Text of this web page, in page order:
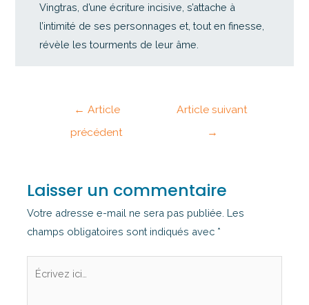
Vingtras, d’une écriture incisive, s’attache à
l’intimité de ses personnages et, tout en finesse,
révèle les tourments de leur âme.
← Article
précédent
Article suivant
→
Laisser un commentaire
Votre adresse e-mail ne sera pas publiée. Les
champs obligatoires sont indiqués avec *